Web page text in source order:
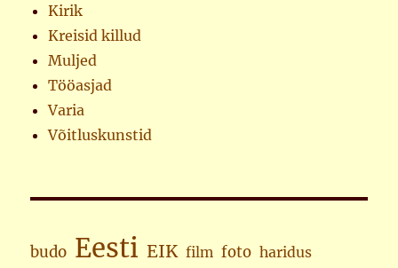
Kirik
Kreisid killud
Muljed
Tööasjad
Varia
Võitluskunstid
budo Eesti EIK film foto haridus